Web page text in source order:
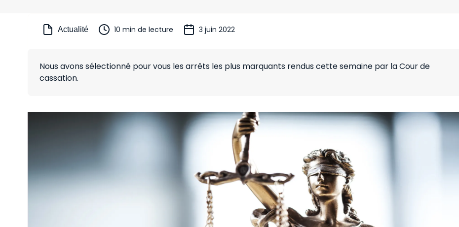
Actualité 10 min de lecture 3 juin 2022
Nous avons sélectionné pour vous les arrêts les plus marquants rendus cette semaine par la Cour de
cassation.